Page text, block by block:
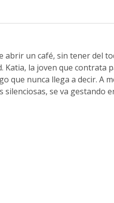
abrir un café, sin tener del
Katia, la joven que contrata
que nunca llega a decir. A
silenciosas, se va gestando